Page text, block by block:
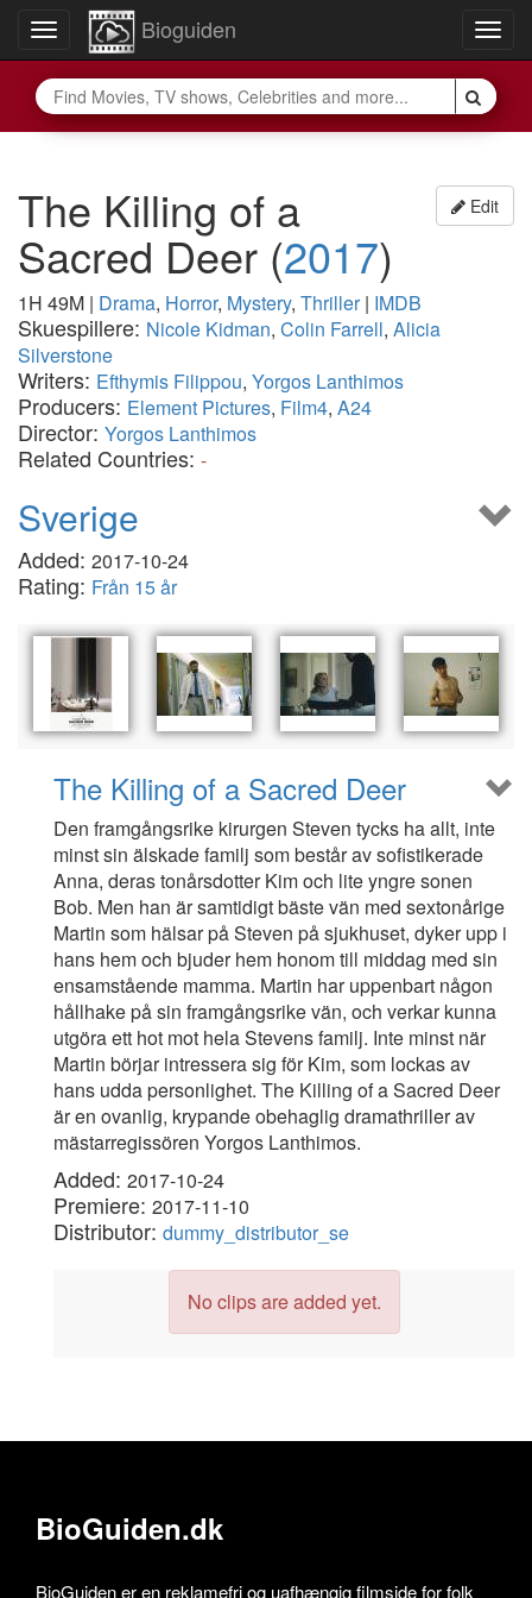
Toggle
navigation
Bioguiden
Edit
The Killing of a
Sacred Deer (2017)
1H 49M | Drama, Horror, Mystery, Thriller| IMDB
Skuespillere: Nicole Kidman, Colin Farrell, Alicia
Silverstone
Writers: Efthymis Filippou, Yorgos Lanthimos
Producers: Element Pictures, Film4, A24
Director: Yorgos Lanthimos
Related Countries: -
Sverige
Added: 2017-10-24
Rating: Från 15 år
The Killing of a Sacred Deer
Den framgångsrike kirurgen Steven tycks ha allt, inte
minst sin älskade familj som består av sofistikerade
Anna, deras tonårsdotter Kim och lite yngre sonen
Bob. Men han är samtidigt bäste vän med sextonårige
Martin som hälsar på Steven på sjukhuset, dyker upp i
hans hem och bjuder hem honom till middag med sin
ensamstående mamma. Martin har uppenbart någon
hållhake på sin framgångsrike vän, och verkar kunna
utgöra ett hot mot hela Stevens familj. Inte minst när
Martin börjar intressera sig för Kim, som lockas av
hans udda personlighet. The Killing of a Sacred Deer
är en ovanlig, krypande obehaglig dramathriller av
mästarregissören Yorgos Lanthimos.
Added: 2017-10-24
Premiere: 2017-11-10
Distributor: dummy_distributor_se
No clips are added yet.
BioGuiden.dk
BioGuiden er en reklamefri og uafhængig filmside for folk